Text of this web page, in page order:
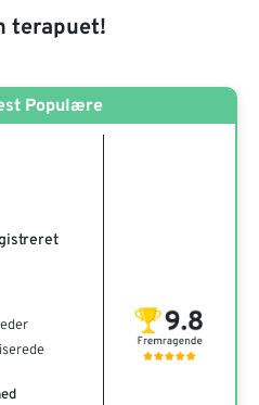
terapuet!
Populære